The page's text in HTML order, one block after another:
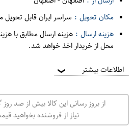
مکان تحویل : سراسر ایران قابل
هزینه ارسال : هزینه ارسال مطابق با
محل از خریدار اخذ خواهد شد.
اطلاعات بیشتر ❯
از بروز رسانی این کالا بیش از صد
نیاز از فروشنده بخواهید